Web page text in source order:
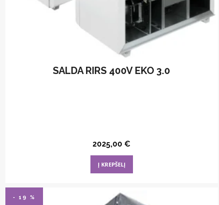
SALDA RIRS 400V EKO 3.0
2025,00 €
Į KREPŠELĮ
- 19 %